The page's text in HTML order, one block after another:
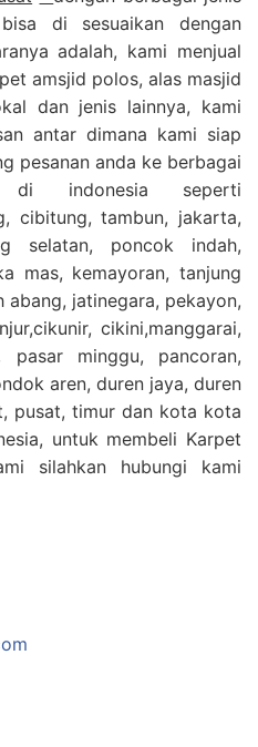
di sesuaikan dengan
adalah, kami menjual
amsjid polos, alas masjid
dan jenis lainnya, kami
antar dimana kami siap
pesanan anda ke berbagai
indonesia seperti
cibitung, tambun, jakarta,
selatan, poncok indah,
mas, kemayoran, tanjung
abang, jatinegara, pekayon,
cikini,manggarai,
minggu, pancoran,
aren, duren jaya, duren
pusat, timur dan kota kota
untuk membeli Karpet
silahkan hubungi kami